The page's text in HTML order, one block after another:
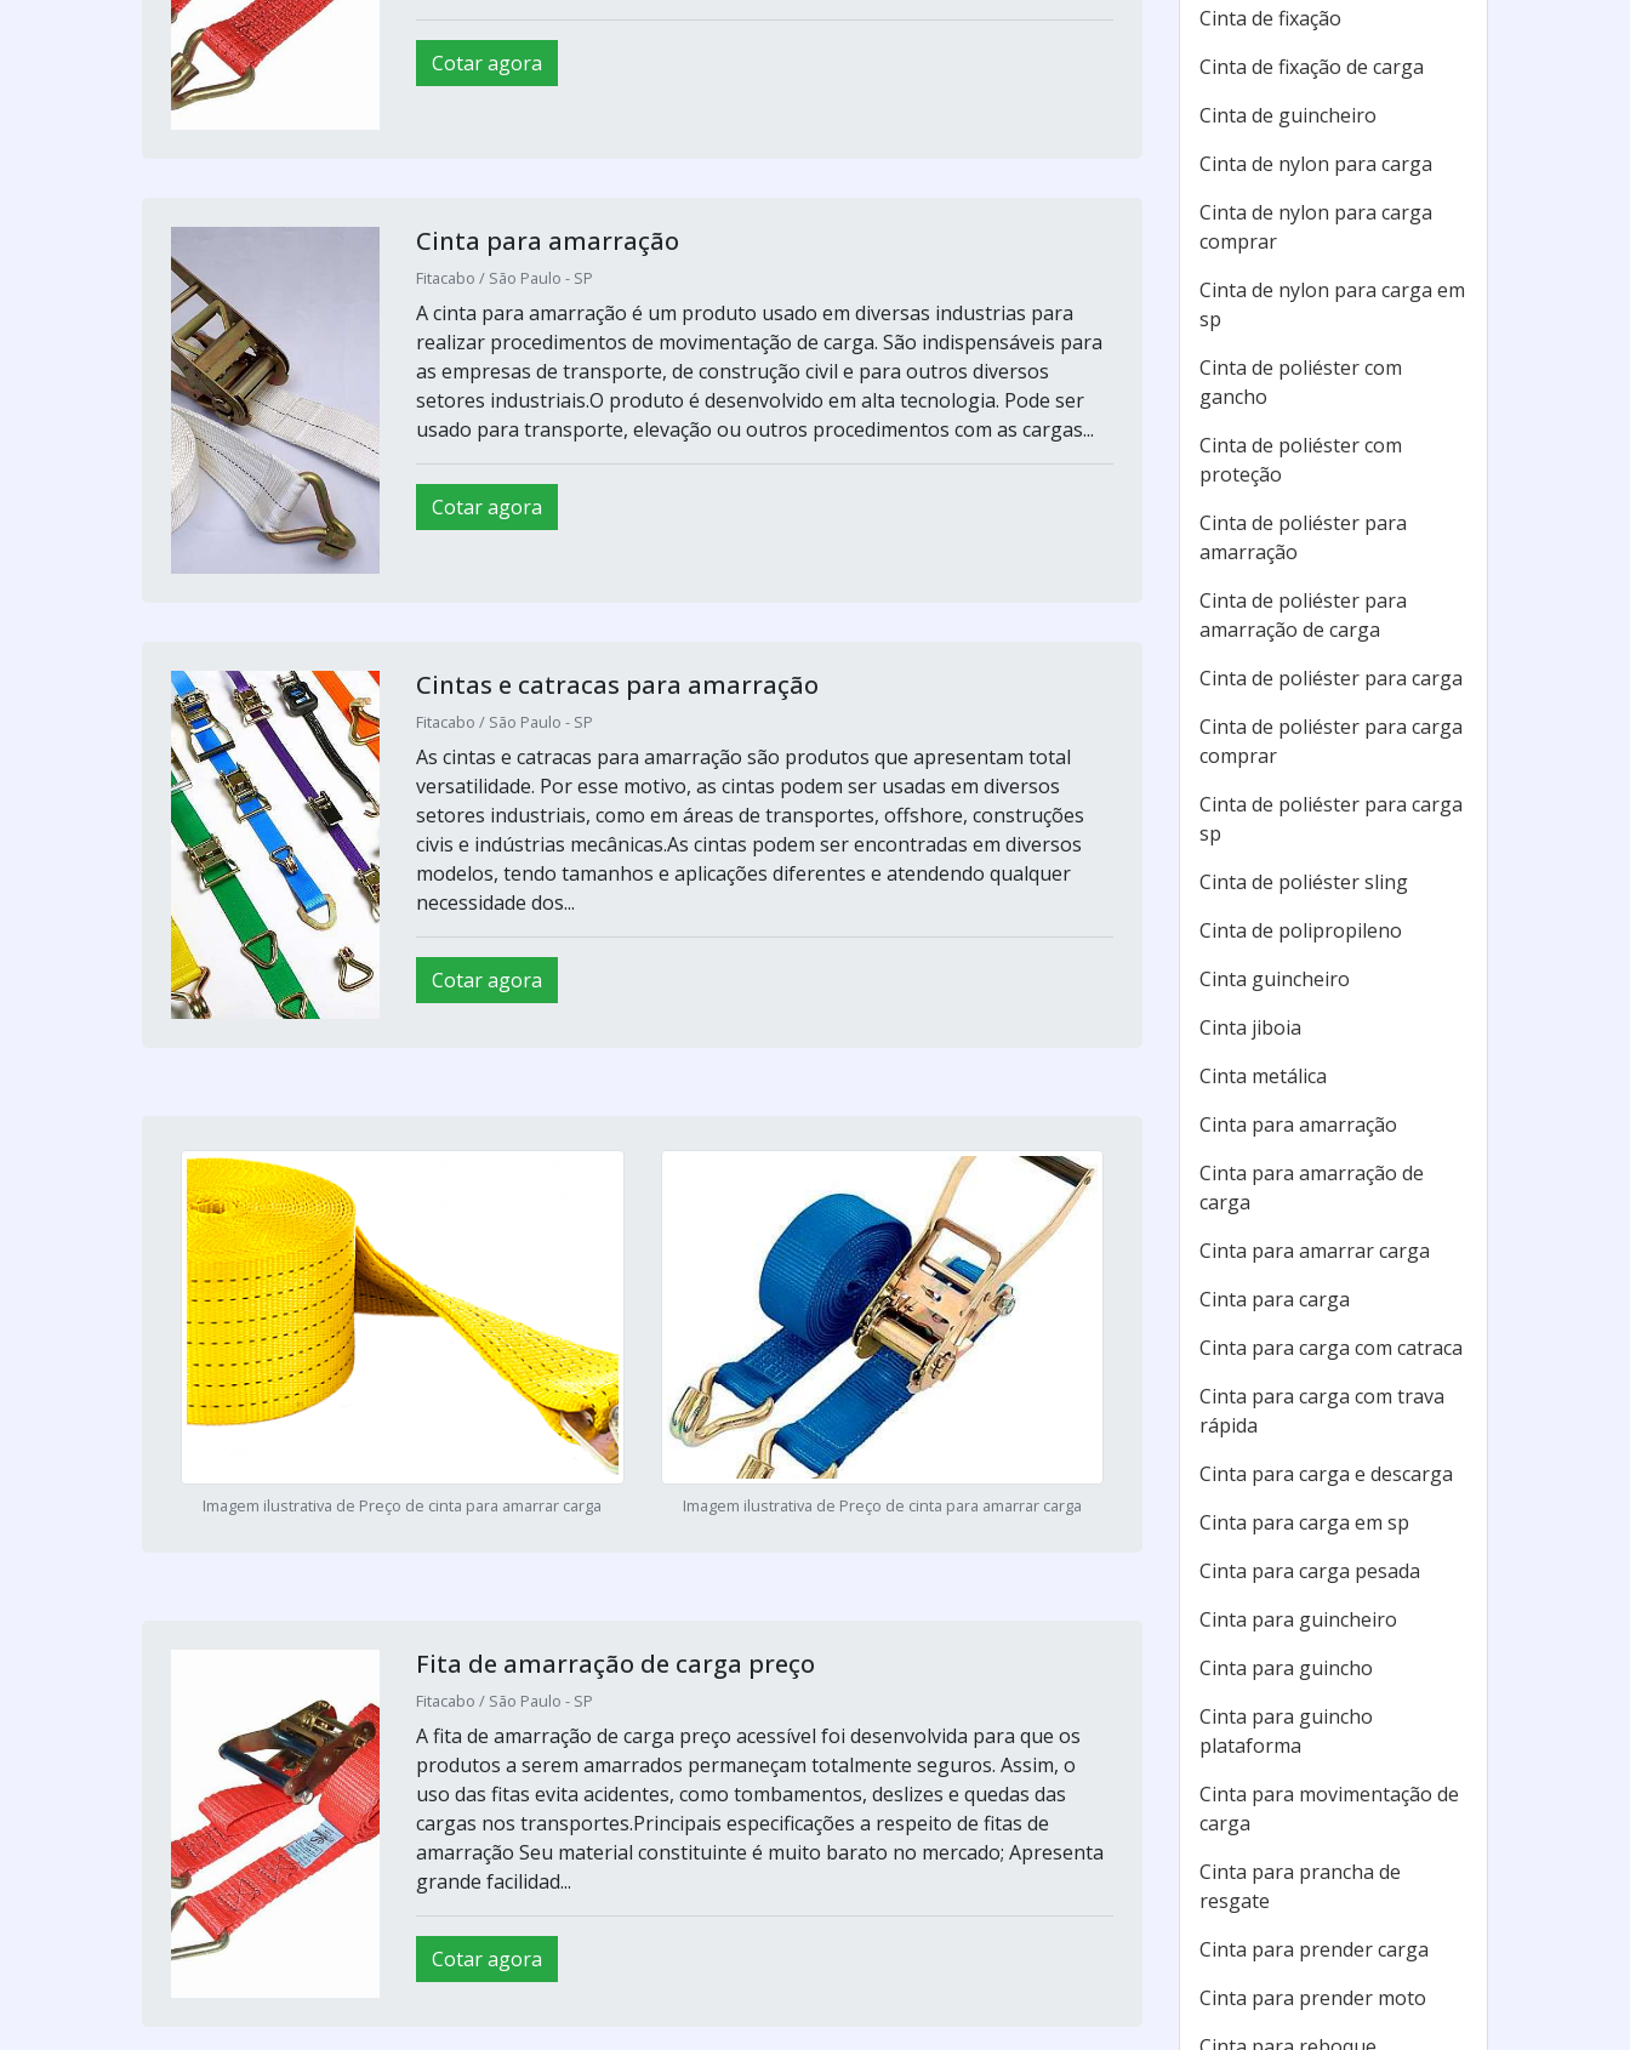
Cotar agora
Cinta para amarração
Fitacabo / São Paulo - SP
A cinta para amarração é um produto usado em diversas industrias para
realizar procedimentos de movimentação de carga. São indispensáveis para
as empresas de transporte, de construção civil e para outros diversos
setores industriais.O produto é desenvolvido em alta tecnologia. Pode ser
usado para transporte, elevação ou outros procedimentos com as cargas...
Cotar agora
Cintas e catracas para amarração
Fitacabo / São Paulo - SP
As cintas e catracas para amarração são produtos que apresentam total
versatilidade. Por esse motivo, as cintas podem ser usadas em diversos
setores industriais, como em áreas de transportes, offshore, construções
civis e indústrias mecânicas.As cintas podem ser encontradas em diversos
modelos, tendo tamanhos e aplicações diferentes e atendendo qualquer
necessidade dos...
Cotar agora
Imagem ilustrativa de Preço de cinta para amarrar carga Imagem ilustrativa de Preço de cinta para amarrar carga
Fita de amarração de carga preço
Fitacabo / São Paulo - SP
A fita de amarração de carga preço acessível foi desenvolvida para que os
produtos a serem amarrados permaneçam totalmente seguros. Assim, o
uso das fitas evita acidentes, como tombamentos, deslizes e quedas das
cargas nos transportes.Principais especificações a respeito de fitas de
amarração Seu material constituinte é muito barato no mercado; Apresenta
grande facilidad...
Cotar agora
Cinta de fixação
Cinta de fixação de carga
Cinta de guincheiro
Cinta de nylon para carga
Cinta de nylon para carga
comprar
Cinta de nylon para carga em
sp
Cinta de poliéster com
gancho
Cinta de poliéster com
proteção
Cinta de poliéster para
amarração
Cinta de poliéster para
amarração de carga
Cinta de poliéster para carga
Cinta de poliéster para carga
comprar
Cinta de poliéster para carga
sp
Cinta de poliéster sling
Cinta de polipropileno
Cinta guincheiro
Cinta jiboia
Cinta metálica
Cinta para amarração
Cinta para amarração de
carga
Cinta para amarrar carga
Cinta para carga
Cinta para carga com catraca
Cinta para carga com trava
rápida
Cinta para carga e descarga
Cinta para carga em sp
Cinta para carga pesada
Cinta para guincheiro
Cinta para guincho
Cinta para guincho
plataforma
Cinta para movimentação de
carga
Cinta para prancha de
resgate
Cinta para prender carga
Cinta para prender moto